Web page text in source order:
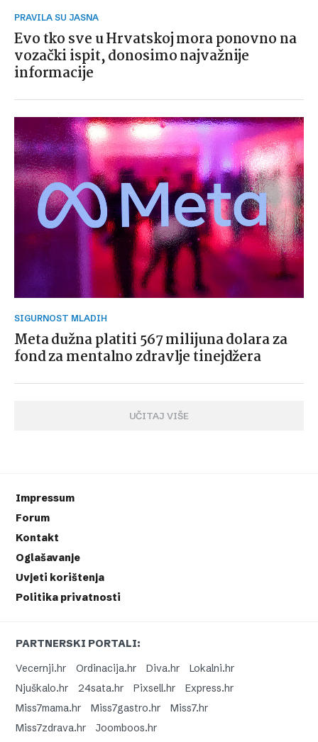
PRAVILA SU JASNA
Evo tko sve u Hrvatskoj mora ponovno na
vozački ispit, donosimo najvažnije
informacije
SIGURNOST MLADIH
Meta dužna platiti 567 milijuna dolara za
fond za mentalno zdravlje tinejdžera
UČITAJ VIŠE
Impressum
Forum
Kontakt
Oglašavanje
Uvjeti korištenja
Politika privatnosti
PARTNERSKI PORTALI:
Vecernji.hr
Ordinacija.hr Diva.hr
Lokalni.hr
Njuškalo.hr
24sata.hr Pixsell.hr
Express.hr
Miss7mama.hr
Miss7gastro.hr
Miss7.hr
Miss7zdrava.hr
Joomboos.hr